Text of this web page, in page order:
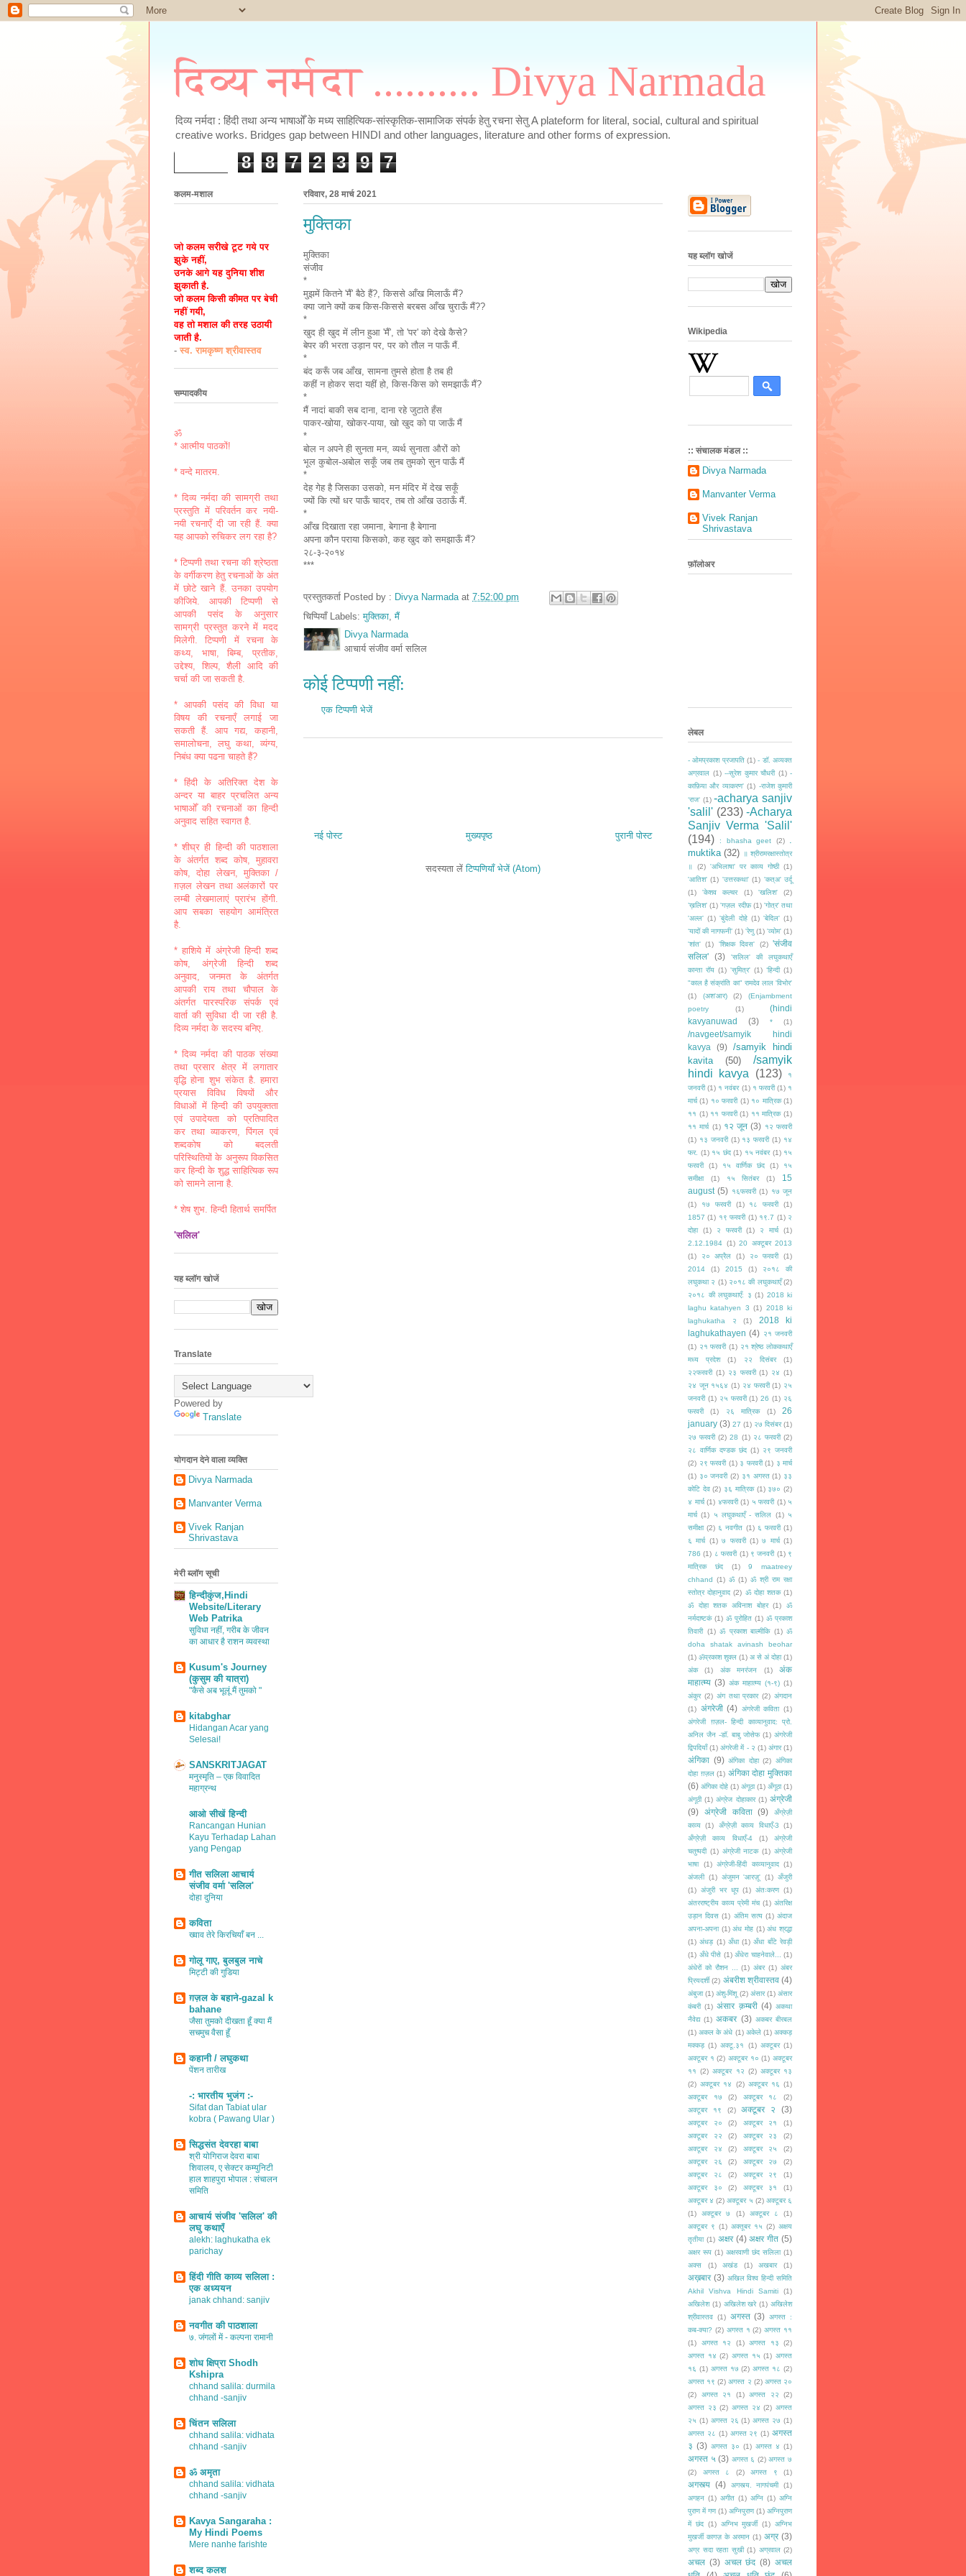
दिव्य नर्मदा .......... Divya Narmada
दिव्य नर्मदा : हिंदी तथा अन्य भाषाओँ के मध्य साहित्यिक-सांस्कृतिक-सामाजिक संपर्क हेतु रचना सेतु A plateform for literal, social, cultural and spiritual
creative works. Bridges gap between HINDI and other languages, literature and other forms of expression.
8 8 7 2 3 9 7
रविवार, 28 मार्च 2021
मुक्तिका
मुक्तिका
संजीव
*
मुझमें कितने 'मैं' बैठे हैं?, किससे आँख मिलाऊँ मैं?
क्या जाने क्यों कब किस-किससे बरबस आँख चुराऊँ मैं??
*
खुद ही खुद में लीन हुआ 'मैं', तो 'पर' को देखे कैसे?
बेपर की भरता उड़ान पर, पर को तौल न पाऊँ मैं.
*
बंद करूँ जब आँख, सामना तुमसे होता है तब ही
कहीं न होकर सदा यहीं हो, किस-किस को समझाऊँ मैं?
*
मैं नादां बाकी सब दाना, दाना रहे जुटाते हँस
पाकर-खोया, खोकर-पाया, खो खुद को पा जाऊँ मैं
*
बोल न अपने ही सुनता मन, व्यर्थ सुनाता औरों को
भूल कुबोल-अबोल सकूँ जब तब तुमको सुन पाऊँ मैं
*
देह गेह है जिसका उसको, मन मंदिर में देख सकूँ
ज्यों कि त्यों धर पाऊँ चादर, तब तो आँख उठाऊँ मैं.
*
आँख दिखाता रहा जमाना, बेगाना है बेगाना
अपना कौन पराया किसको, कह खुद को समझाऊँ मैं?
२८-३-२०१४
***
प्रस्तुतकर्ता Posted by : Divya Narmada at 7:52:00 pm
चिप्पियाँ Labels:मुक्तिका ,मैं
Divya Narmada
आचार्य संजीव वर्मा सलिल
कोई टिप्पणी नहीं:
एक टिप्पणी भेजें
नई पोस्ट पुरानी पोस्ट
मुख्यपृष्ठ
सदस्यता लेंटिप्पणियाँ भेजें (Atom)
कलम-मशाल
जो कलम सरीखे टूट गये पर
झुके नहीं,
उनके आगे यह दुनिया शीश
झुकाती है.
जो कलम किसी कीमत पर बेची
नहीं गयी,
वह तो मशाल की तरह उठायी
जाती है.
- स्व. रामकृष्ण श्रीवास्तव
सम्पादकीय
ॐ
* आत्मीय पाठकों!
* वन्दे मातरम.
* दिव्य नर्मदा की सामग्री तथा
प्रस्तुति में परिवर्तन कर नयी-
नयी रचनाएँ दी जा रही हैं. क्या
यह आपको रुचिकर लग रहा है?
* टिप्पणी तथा रचना की श्रेष्ठता
के वर्गीकरण हेतु रचनाओं के अंत
में छोटे खाने हैं. उनका उपयोग
कीजिये. आपकी टिप्पणी से
आपकी पसंद के अनुसार
सामग्री प्रस्तुत करने में मदद
मिलेगी. टिप्पणी में रचना के
कथ्य, भाषा, बिम्ब, प्रतीक,
उद्देश्य, शिल्प, शैली आदि की
चर्चा की जा सकती है.
* आपकी पसंद की विधा या
विषय की रचनाएँ लगाई जा
सकती हैं. आप गद्य, कहानी,
समालोचना, लघु कथा, व्यंग्य,
निबंध क्या पढना चाहते हैं?
* हिंदी के अतिरिक्त देश के
अन्दर या बाहर प्रचलित अन्य
भाषाओँ की रचनाओं का हिन्दी
अनुवाद सहित स्वागत है.
* शीघ्र ही हिन्दी की पाठशाला
के अंतर्गत शब्द कोष, मुहावरा
कोष, दोहा लेखन, मुक्तिका /
ग़ज़ल लेखन तथा अलंकारों पर
लम्बी लेखमालाएं प्रारंभ होंगी.
आप सबका सहयोग आमंत्रित
है.
* हाशिये में अंग्रेजी हिन्दी शब्द
कोष, अंग्रेजी हिन्दी शब्द
अनुवाद, जनमत के अंतर्गत
आपकी राय तथा चौपाल के
अंतर्गत पारस्परिक संपर्क एवं
वार्ता की सुविधा दी जा रही है.
दिव्य नर्मदा के सदस्य बनिए.
* दिव्य नर्मदा की पाठक संख्या
तथा प्रसार क्षेत्र में लगातार
वृद्धि होना शुभ संकेत है. हमारा
प्रयास विविध विषयों और
विधाओं में हिन्दी की उपयुक्तता
एवं उपादेयता को प्रतिपादित
कर तथा व्याकरण, पिंगल एवं
शब्दकोष को बदलती
परिस्थितियों के अनुरूप विकसित
कर हिन्दी के शुद्ध साहित्यिक रूप
को सामने लाना है.
* शेष शुभ. हिन्दी हितार्थ समर्पित
'सलिल'
यह ब्लॉग खोजें
Translate
Powered by
Translate
योगदान देने वाला व्यक्ति
Divya Narmada
Manvanter Verma
Vivek Ranjan
Shrivastava
मेरी ब्लॉग सूची
हिन्दीकुंज,Hindi
Website/Literary
Web Patrika
सुविधा नहीं, गरीब के जीवन
का आधार है राशन व्यवस्था
Kusum's Journey
(कुसुम की यात्रा)
"कैसे अब भूलूं मैं तुमको "
kitabghar
Hidangan Acar yang
Selesai!
SANSKRITJAGAT
मनुस्मृति – एक विवादित
महाग्रन्थ
आओ सीखें हिन्दी
Rancangan Hunian
Kayu Terhadap Lahan
yang Pengap
गीत सलिला आचार्य
संजीव वर्मा 'सलिल'
दोहा दुनिया
कविता
ख्वाव तेरे किरचियाँ बन ...
गोलू गाए, बुलबुल नाचे
मिट्टी की गुडिया
ग़ज़ल के बहाने-gazal k
bahane
जैसा तुमको दीखता हूँ क्या मैं
सचमुच वैसा हूँ
कहानी / लघुकथा
पेंशन तारीख
-: भारतीय भुजंग :-
Sifat dan Tabiat ular
kobra ( Pawang Ular )
सिद्धसंत देवरहा बाबा
श्री योगिराज देवरा बाबा
शिवालय, ए सेक्टर कम्युनिटी
हाल शाहपुरा भोपाल : संचालन
समिति
आचार्य संजीव 'सलिल' की
लघु कथाएँ
alekh: laghukatha ek
parichay
हिंदी गीति काव्य सलिला :
एक अध्ययन
janak chhand: sanjiv
नवगीत की पाठशाला
७. जंगलों में - कल्पना रामानी
शोध क्षिप्रा Shodh
Kshipra
chhand salila: durmila
chhand -sanjiv
चिंतन सलिला
chhand salila: vidhata
chhand -sanjiv
ॐ अमृता
chhand salila: vidhata
chhand -sanjiv
Kavya Sangaraha :
My Hindi Poems
Mere nanhe farishte
शब्द कलश
यह ब्लॉग खोजें
Wikipedia
:: संचालक मंडल ::
Divya Narmada
Manvanter Verma
Vivek Ranjan
Shrivastava
फ़ॉलोअर
लेबल
- ओमप्रकाश प्रजापति (1) - डॉ. अव्यक्त
अग्रवाल (1) --सुरेश कुमार चौधरी (1) -
काफ़िया और व्याकरण' (1) -राजेश कुमारी
‘राज‘ (1) -acharya sanjiv
'salil' (233) -Acharya
Sanjiv Verma 'Salil'
(194)
: bhasha geet (2)
muktika (32)
॥ श्रीरामरक्षास्तोत्र
॥
(2) 'अभिलाषा' पर काव्य गोष्ठी (1)
'आतिश' (1) 'उत्तरकथा' (1) 'कत्अ' उर्दू
(1)
'केशव कल्चर (1) 'खलिश'
(2)
’ख़लिश' (1) 'गज़ल रदीफ़ (1) 'गोत्र' तथा
'अल्ल' (1) 'बुंदेली दोहे (1) 'बेदिल' (1)
‘यादों की नागफनी’ (1) 'रेणु (1) 'व्योम' (1)
'शांत' (1) 'शिक्षक दिवस' (2) 'संजीव
सलिल'
(3)
'सलिल' की लघुकथाएँ
कान्ता रॉय (1) 'सुमित्र' (1) ‘हिन्दी (1)
"काल है संक्रांति का" रामदेव लाल 'विभोर'
(1)
(अश'आर) (2)
(Enjambment
poetry
(1)
(hindi
kavyanuwad
(3) * (1)
/navgeet/samyik hindi
kavya
(9)
/samyik hindi
kavita
(50)
/samyik
hindi kavya
(123)
१
जनवरी (1) १ नवंबर (1) १ फरवरी (1) १
मार्च (1) १० फरवरी (1) १० मात्रिक (1)
११ (1) ११ फरवरी (1) ११ मात्रिक (1)
११ मार्च (1) १२ जून (3) १२ फरवरी
(1) १३ जनवरी (1) १३ फरवरी (1) १४
फर. (1) १५ छंद (1) १५ नवंबर (1) १५
फरवरी
(1) १५ वार्णिक छंद (1)
१५
समीक्षा
(1) १५ सितंबर (1)
15
august (5) १६फरवरी (1) १७ जून
(1)
१७ फरवरी (1) १८ फरवरी
(1)
1857 (1) १९ फरवरी (1) १९.7 (1) २
दोहा
(1) २ फरवरी (1) २ मार्च
(1)
2.12.1984 (1) 20 अक्टूबर 2013
(1)
२० अप्रैल (1) २० फरवरी
(1)
2014
(1) 2015 (1)
२०१८ की
लघुकथा २ (1) २०१८ की लघुकथाएँ (2)
२०१८ की लघुकथाएँ: ३ (1) 2018 ki
laghu katahyen 3 (1) 2018 ki
laghukatha २
(1)
2018 ki
laghukathayen (4) २१ जनवरी
(1) २१ फरवरी (1) २१ श्रेष्ठ लोककथाएँ
मध्य प्रदेश
(1) २२ दिसंबर
(1)
२२फरवरी (1) २३ फरवरी (1) २४ (1)
२४ जून १५६४ (1) २४ फरवरी (1) २५
जनवरी (1) २५ फरवरी (1) 26 (1) २६
फरवरी
(1) २६ मात्रिक (1)
26
january (3) 27 (1) २७ दिसंबर (1)
२७ फरवरी (2) 28 (1) २८ फरवरी (2)
२८ वार्णिक दण्डक छंद (1) २९ जनवरी
(2) २९ फरवरी (1) ३ फरवरी (1) ३ मार्च
(1) ३० जनवरी (2) ३१ अगस्त (1) ३३
कोटि देव (2) ३६ मात्रिक (1) ३७० (2)
४ मार्च (1) ४फरवरी (1) ५ फरवरी (1) ५
मार्च (1) ५ लघुकथाएँ - सलिल (1) ५
समीक्षा (2) ६ नवगीत (1) ६ फरवरी (1)
६ मार्च (1) ७ फरवरी (1) ७ मार्च (1)
786 (1) ८ फरवरी (1) ९ जनवरी (1) ९
मात्रिक छंद
(1)
9 maatreey
chhand (1) ॐ (1) ॐ श्री राम रक्षा
स्तोत्र दोहानुवाद (2) ॐ दोहा शतक (1)
ॐ दोहा शतक अविनाश बोहर
(1)
ॐ
नर्मदाष्टकं (1) ॐ पुरोहित (1) ॐ प्रकाश
तिवारी (1) ॐ प्रकाश बाल्मीकि (1) ॐ
doha shatak avinash beohar
(1) ॐप्रकाश शुक्ल (1) अ से अं दोहा (1)
अंक
(1) अंक मनरंजन (1)
अंक
माहात्म्य (3) अंक माहात्म्य (१-९) (1)
अंकुर (2) अंग तथा प्रकार (2) अंगदान
(1) अंगरेजी (4) अंगरेजी कविता (1)
अंगरेजी ग़ज़ल- हिन्दी काव्यानुवाद: प्रो.
अनिल जैन -डॉ. बाबु जोसेफ (1) अंगरेजी
द्विपदियाँ (1) अंगरेजी में - २ (1) अंगार (1)
अंगिका (9) अंगिका दोहा (2) अंगिका
दोहा ग़ज़ल (1) अंगिका दोहा मुक्तिका
(6) अंगिका दोहे (1) अंगूठा (1) अँगूठा (1)
अंगूठी (1) अंग्रेज दोहाकार (1) अंग्रेजी
(9)
अंग्रेजी कविता (9)
अँग्रेज़ी
काव्य (1) अँग्रेज़ी काव्य विधाएँ-3
(1)
अँग्रेज़ी काव्य विधाएँ-4
(1)
अंग्रेजी
चतुष्पदी (1) अंग्रेजी नाटक (1) अंग्रेजी
भाषा
(1) अंग्रेजी-हिंदी काव्यानुवाद (1)
अंजली (1) अंजुमन 'आरज़ू' (1) अँजुरी
(1) अंजुरी भर धूप (1) अंतःकरण (1)
अंतरराष्ट्रीय काव्य प्रेमी मंच (1) अंतरिक्ष
उड़ान दिवस (1) अंतिम सत्य (1) अंदाज
अपना-अपना (1) अंध मोह (1) अंध श्रद्धा
(1) अंधड़ (1) अँधा (1) अँधा बाँटे रेवड़ी
(1) अँधे पीसे (1) अँधेरा चाहनेवाले...
(1)
अंधेरों को रौशन ...
(1) अंबर (1) अंबर
प्रियदर्शी (2) अंबरीश श्रीवास्तव (4)
अंबुजा (1) अंशु-मिंशू (2) अंसार (1) अंसार
कंबरी (1) अंसार क़म्बरी (4) अकथा
नैवेद्य (1) अकबर (3) अकबर बीरबल
(1) अकल के अंधे (1) अकेले (1) अक्कड़
मक्कड़ (1) अक्टू.३१ (1) अक्टूबर (1)
अक्टूबर १ (2) अक्टूबर १० (1) अक्टूबर
११ (2) अक्टूबर १२ (2) अक्टूबर १३
(2) अक्टूबर १४ (2) अक्टूबर १६ (1)
अक्टूबर १७
(2) अक्टूबर १८
(2)
अक्टूबर १९
(2) अक्टूबर २ (3)
अक्टूबर २० (2) अक्टूबर २१
(1)
अक्टूबर २२
(2) अक्टूबर २३
(2)
अक्टूबर २४
(2) अक्टूबर २५
(2)
अक्टूबर २६
(2) अक्टूबर २७
(2)
अक्टूबर २८
(2) अक्टूबर २९
(1)
अक्टूबर ३०
(2) अक्टूबर ३१
(1)
अक्टूबर ४ (2) अक्टूबर ५ (2) अक्टूबर ६
(1)
अक्टूबर ७ (1) अक्टूबर ८
(1)
अक्टूबर ९ (1) अक्तूबर १५ (2) अक्षय
तृतीया (1) अक्षर (4) अक्षर गीत (5)
अक्षर रूप (1) अक्षरवाणी छंद सलिला (1)
अक्स
(1) अखंड (1) अखबार (1)
अख़बार (3) अखिल विश्व हिन्दी समिति
Akhil Vishva Hindi Samiti
(1)
अखिलेश (1) अखिलेश खरे (1) अखिलेश
श्रीवास्तव (1) अगस्त (3) अगस्त :
कब-क्या? (2) अगस्त १ (2) अगस्त ११
(1)
अगस्त १२ (1) अगस्त १३
(2)
अगस्त १४ (2) अगस्त १५ (1) अगस्त
१६ (1) अगस्त १७ (2) अगस्त १८ (2)
अगस्त १९ (2) अगस्त २ (2) अगस्त २०
(2)
अगस्त २१ (1) अगस्त २२
(2)
अगस्त २३ (2) अगस्त २४ (2) अगस्त
२५ (1) अगस्त २६ (1) अगस्त २७ (1)
अगस्त २८ (1) अगस्त २९ (1) अगस्त
३ (3) अगस्त ३० (1) अगस्त ४ (1)
अगस्त ५ (3) अगस्त ६ (2) अगस्त ७
(2)
अगस्त ८ (2) अगस्त ९ (1)
अगस्त्य (4) अगस्त्य. नागपंचमी
(1)
अगहन (1) अगीत (1) अग्नि (1) अग्नि
पुराण में गण (1) अग्निपुराण (1) अग्निपुराण
में छंद (1) अग्निभ मुखर्जी (1) अग्निभ
मुखर्जी कागज़ के अरमान (1) अग्र (3)
अग्र सदा रहता सुखी (1) अग्रवाल (2)
अचल (3) अचल छंद (8) अचल